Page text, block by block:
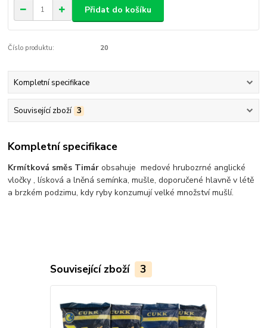
Přidat do košíku
Číslo produktu: 20
Kompletní specifikace
Související zboží 3
Kompletní specifikace
Krmítková směs Timár obsahuje medové hrubozrné anglické
vločky , lísková a lněná semínka, mušle, doporučené hlavně v létě
a brzkém podzimu, kdy ryby konzumují velké množství mušlí.
Související zboží 3